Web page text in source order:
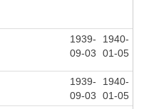
1939-
09-03
1940-
01-05
1939-
09-03
1940-
01-05